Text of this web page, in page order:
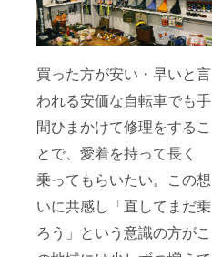
買った方が安い・早いと言
われる安価な自転車でも手
間ひまかけて修理をするこ
とで、愛着を持って長く
乗ってもらいたい。この想
いに共感し「直してまだ乗
ろう」という意識の方がこ